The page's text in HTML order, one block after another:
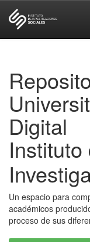
Digital
Instituto
Un espacio para
académicos
proceso de sus